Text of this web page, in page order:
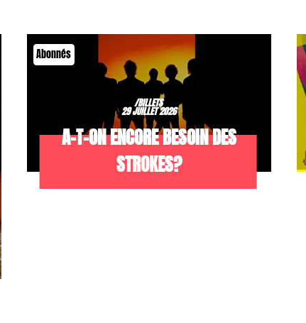
Abonnés
/BILLETS
29 JUILLET 2026
A-T-ON ENCORE BESOIN DES
STROKES?